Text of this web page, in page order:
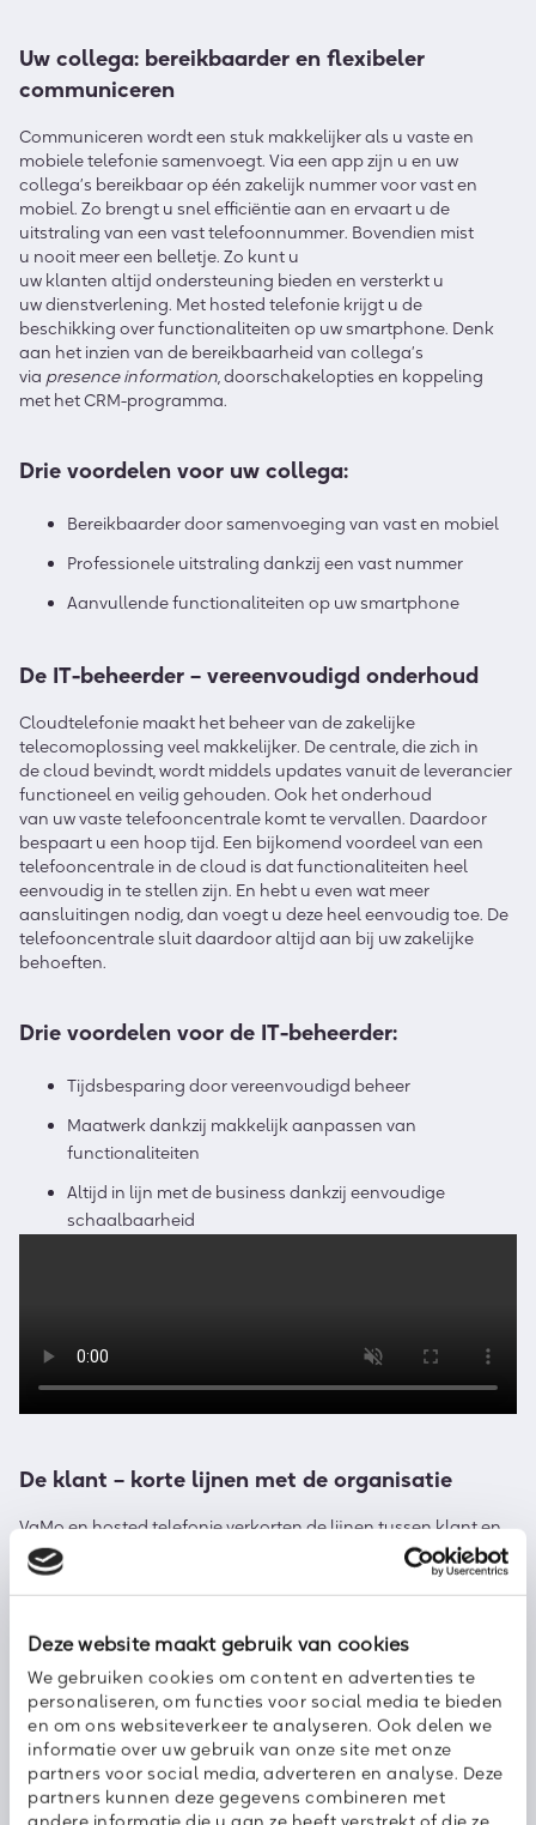
Deze website maakt gebruik van cookies
We gebruiken cookies om content en advertenties te
personaliseren, om functies voor social media te bieden
en om ons websiteverkeer te analyseren. Ook delen we
informatie over uw gebruik van onze site met onze
partners voor social media, adverteren en analyse. Deze
partners kunnen deze gegevens combineren met
Uw collega: bereikbaarder en flexibeler
communiceren
Communiceren wordteen stuk makkelijker als u vaste en
mobiele telefonie samenvoegt. Via een appzijn u en uw
collega’s bereikbaar opéén zakelijk nummer voor vast en
mobiel. Zo brengt u snelefficiëntieaan en ervaart u de
uitstraling van een vast telefoonnummer. Bovendien mist
u nooit meer een belletje. Zo kunt u
uw klanten altijd ondersteuning bieden en versterkt u
uwdienstverlening. Met hosted telefonie krijgt u de
beschikking overfunctionaliteiten op uw smartphone. Denk
aan het inzien van de bereikbaarheid van collega’s
via presence information,doorschakelopties en koppeling
met hetCRM-programma.
Drie voordelen voor uw collega:
Bereikbaarder door samenvoeging van vast en mobiel
Professionele uitstraling dankzij een vast nummer
Aanvullende functionaliteiten op uw smartphone
De IT-beheerder – vereenvoudigd onderhoud
Cloudtelefonie maakt het beheer van de zakelijke
telecomoplossing veel makkelijker. De centrale, die zich in
de cloud bevindt, wordt middels updates vanuit de leverancier
functioneel en veilig gehouden. Ook het onderhoud
van uwvastetelefooncentrale komt te vervallen. Daardoor
bespaart u een hoop tijd. Een bijkomend voordeel van een
telefooncentrale in de cloud is dat functionaliteiten heel
eenvoudig in te stellen zijn. En hebt u even wat meer
aansluitingen nodig, dan voegt u deze heel eenvoudig toe. De
telefooncentrale sluit daardoor altijd aan bij uwzakelijke
behoeften.
Drie voordelen voor de IT-beheerder:
Tijdsbesparing door vereenvoudigd beheer
Maatwerk dankzij makkelijk aanpassen van
functionaliteiten
Altijd in lijn met de business dankzij eenvoudige
schaalbaarheid
De klant – korte lijnen met de organisatie
VaMo en hosted telefonieverkorten de lijnen tussen klant en
organisatie. Dat komt
dat het aantal onnodige
contactmomenten fors wordt verminderd.
zowel
vastalsmobiel even niet bereikbaar, dan kan het
andere collegakanuwklant te woord staan.Uwklant krijgt
dus sneller iemand te spreken.Hebt u uw hosted telefonie
gekoppeld aanuw CRM-systeem? Dan ziet umeteen welke
klantbelten kunt utijdens het gesprek zijn gegevens
updaten.Dat is natuurlijk bijzonder
gunstigvoor de klanttevredenheid en dien stverlening.